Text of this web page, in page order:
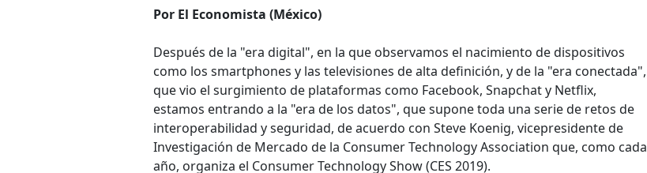
Por El Economista (México)
Después de la "era digital", en la que observamos el nacimiento de dispositivos
como los smartphones y las televisiones de alta definición, y de la "era conectada",
que vio el surgimiento de plataformas como Facebook, Snapchat y Netflix,
estamos entrando a la "era de los datos", que supone toda una serie de retos de
interoperabilidad y seguridad, de acuerdo con Steve Koenig, vicepresidente de
Investigación de Mercado de la Consumer Technology Association que, como cada
año, organiza el Consumer Technology Show (CES 2019).